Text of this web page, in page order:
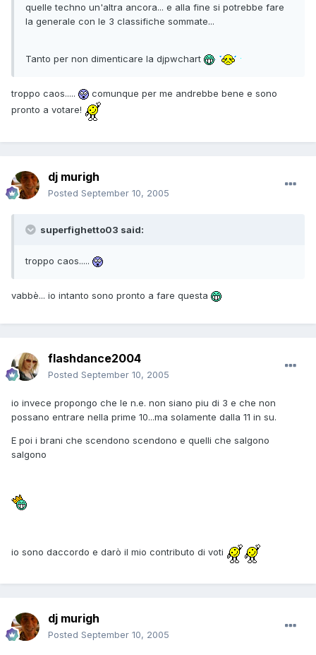
quelle techno un'altra ancora... e alla fine si potrebbe fare
la generale con le 3 classifiche sommate...
Tanto per non dimenticare la djpwchart
troppo caos.....
comunque per me andrebbe bene e sono
pronto a votare!
dj murigh
Posted September 10, 2005
superfighetto03 said:
troppo caos.....
vabbè... io intanto sono pronto a fare questa
flashdance2004
Posted September 10, 2005
io invece propongo che le n.e. non siano piu di 3 e che non
possano entrare nella prime 10...ma solamente dalla 11 in su.
E poi i brani che scendono scendono e quelli che salgono
salgono
io sono daccordo e darò il mio contributo di voti
dj murigh
Posted September 10, 2005